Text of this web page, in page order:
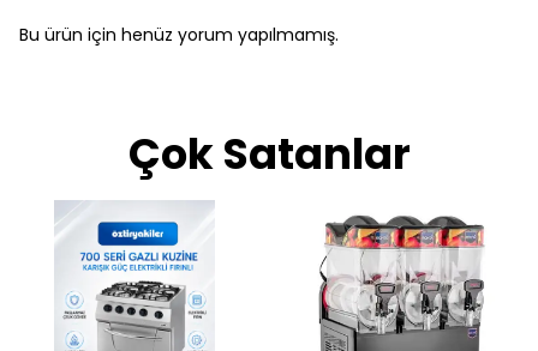
Bu ürün için henüz yorum yapılmamış.
Çok Satanlar